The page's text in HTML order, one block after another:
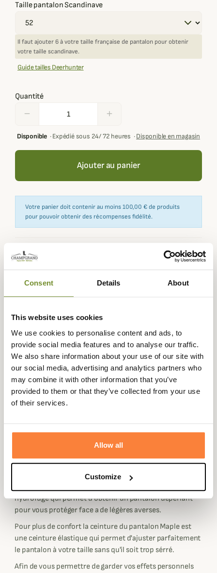
Consent Details About
This website uses cookies
We use cookies to personalise content and ads, to
provide social media features and to analyse our traffic.
We also share information about your use of our site with
our social media, advertising and analytics partners who
may combine it with other information that you’ve
provided to them or that they’ve collected from your use
of their services.
Allow all
Customize
Taille pantalon Scandinave
Il faut ajouter 6 à votre taille française de pantalon pour obtenir
votre taille scandinave.
Guide tailles Deerhunter
Quantité
remove add
Disponible·Expédié sous 24/ 72 heures ·Disponible en magasin
Ajouter au panier
Votre panier doit contenir au moins 100,00 € de produits
pour pouvoir obtenir des récompenses fidélité.
la journée
retour sous
sécurisé
3 fois dès 100
Description
Deerhunter vous propose le pantalon Maple Deerhunter
idéal à porter pour réaliser des approches et affûts
pendant la saison estivale.
tissu en polyester stretch qui permet d'obtenir un
pantalon très confortable, il offre un très bon confort de
marche car le tissu est très extensible. Grâce à son tissu
très fin le pantalon est très respirant donc vous pourrez
hydrofuge qui permet d'obtenir un pantalon déperlant
pour vous protéger face a de légères averses.
Pour plus de confort la ceinture du pantalon Maple est
une ceinture élastique qui permet d'ajuster parfaitement
le pantalon à votre taille sans qu'il soit trop sérré.
Afin de vous permettre de garder vos effets personnels